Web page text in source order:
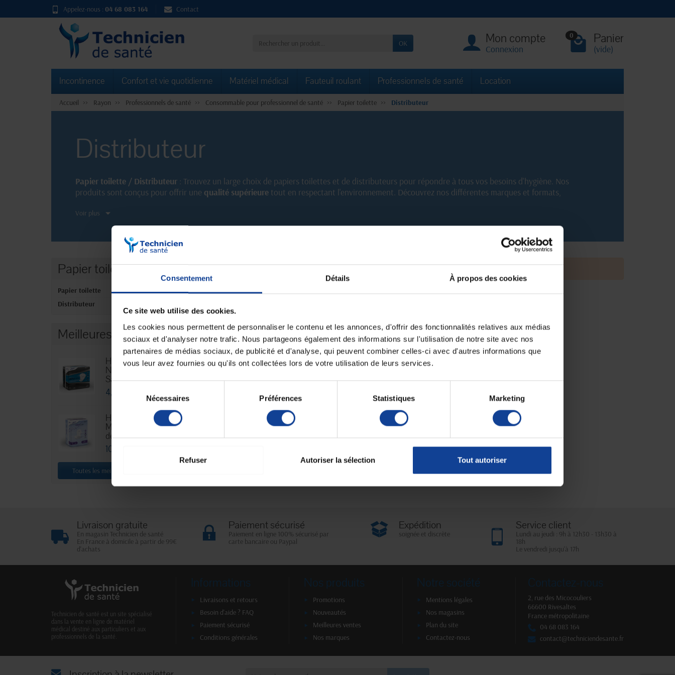
Consentement Détails À propos des cookies
Ce site web utilise des cookies.
Les cookies nous permettent de personnaliser le contenu et les annonces, d'offrir des fonctionnalités relatives aux médias
sociaux et d'analyser notre trafic. Nous partageons également des informations sur l'utilisation de notre site avec nos
partenaires de médias sociaux, de publicité et d'analyse, qui peuvent combiner celles-ci avec d'autres informations que
vous leur avez fournies ou qu'ils ont collectées lors de votre utilisation de leurs services.
du
consentement
Nécessaires Préférences Statistiques Marketing
Refuser Autoriser la sélection Tout autoriser
Appelez-nous : 04 68 083 164 Contact
OK Mon compte
Connexion
0 Panier
(vide)
Incontinence Confort et vie quotidienne Matériel médical Fauteuil roulant Professionnels de santé Location
Accueil Rayon Professionnels de santé Consommable pour professionnel de santé Papier toilette Distributeur
Distributeur
Papier toilette / Distributeur : Trouvez un large choix de papiers toilettes et de distributeurs pour répondre à tous vos besoins d'hygiène. Nos
produits sont conçus pour offrir une qualité supérieure tout en respectant l'environnement. Découvrez nos différentes marques et formats,
toilette et de distributeurs de confiance.
Voir plus
Papier toilette
Papier toilette
Distributeur
Meilleures ventes
Hexamen
Niveau 3 -
Sachet...
4,76 €
HEXA Lady
Maxi - Sachet
de 30
10,88 €
Toutes les meilleures ventes
Livraison gratuite
En magasin Technicien de santé
En France à domicile à partir de 99€
d'achats
Paiement sécurisé
Paiement en ligne 100% sécurisé par
carte bancaire ou Paypal
Expédition
soignée et discrète
Service client
Lundi au jeudi : 9h à 12h30 - 13h30 à
18h
Le vendredi jusqu'à 17h
Technicien de santé est un site spécialisé
dans la vente en ligne de matériel
médical destiné aux particuliers et aux
professionnels de la santé.
Informations
Livraisons et retours
Besoin d'aide ? FAQ
Paiement sécurisé
Conditions générales
Nos produits
Promotions
Nouveautés
Meilleures ventes
Nos marques
Notre société
Mentions légales
Nos magasins
Plan du site
Contactez-nous
Contactez-nous
2, rue des Micocouliers
66600 Rivesaltes
France métropolitaine
04 68 083 164
contact@techniciendesante.fr